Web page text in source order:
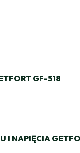
GF-518
I NAPIĘCIA